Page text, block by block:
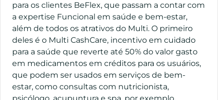
para os clientes BeFlex, que passam a contar com
a expertise Funcional em saúde e bem-estar,
além de todos os atrativos do Multi. O primeiro
deles é o Multi CashCare, incentivo em cuidado
para a saúde que reverte até 50% do valor gasto
em medicamentos em créditos para os usuários,
que podem ser usados em serviços de bem-
estar, como consultas com nutricionista,